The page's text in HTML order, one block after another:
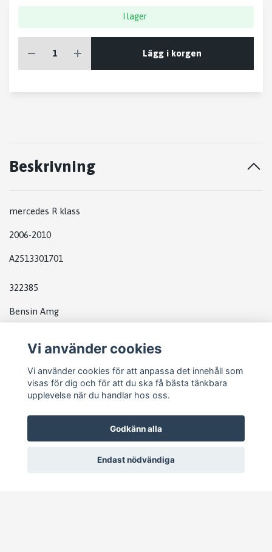
I lager
Lägg i korgen
Beskrivning
mercedes R klass
2006-2010
A2513301701
322385
Bensin Amg
Vi använder cookies
Vi använder cookies för att anpassa det innehåll som
visas för dig och för att du ska få bästa tänkbara
upplevelse när du handlar hos oss.
Godkänn alla
Endast nödvändiga